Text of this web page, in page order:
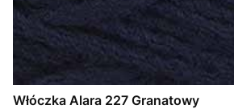
Włóczka Alara 227 Granatowy